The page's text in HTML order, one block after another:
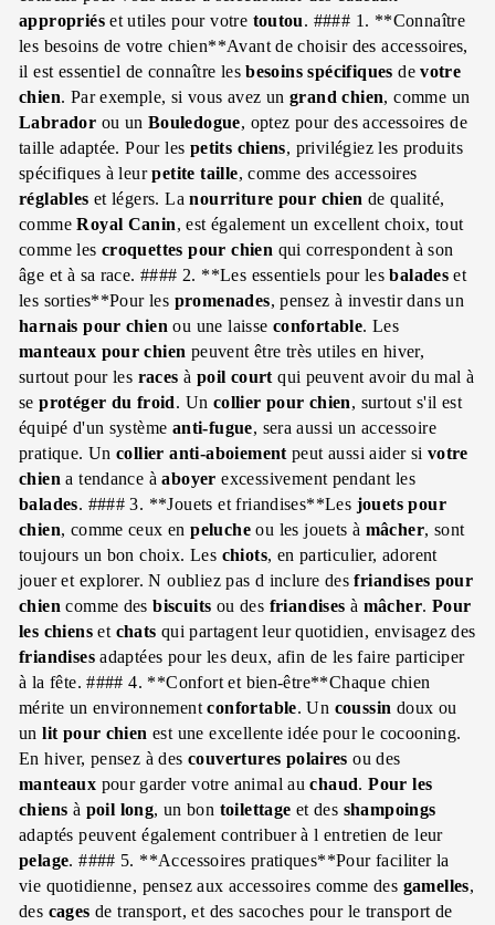
appropriéset utiles pour votre toutou. #### 1. **Connaître
les besoins de votre chien**Avant de choisir des accessoires,
il est essentiel de connaître lesbesoins spécifiques devotre
chien. Par exemple, si vous avez ungrand chien, comme un
Labrador ou un Bouledogue, optez pour des accessoires de
taille adaptée. Pour les petits chiens, privilégiez les produits
spécifiques à leurpetite taille, comme des accessoires
réglables et légers. Lanourriture pour chien de qualité,
commeRoyal Canin, est également un excellent choix, tout
comme les croquettes pour chien qui correspondent à son
âge et à sa race. #### 2. **Les essentiels pour lesbalades et
les sorties**Pour les promenades, pensez à investir dans un
harnais pour chien ou une laisse confortable. Les
manteaux pour chien peuvent être très utiles en hiver,
surtout pour les races à poil court qui peuvent avoir du mal à
seprotéger du froid. Un collier pour chien, surtout s'il est
équipé d'un système anti-fugue, sera aussi un accessoire
pratique. Uncollier anti-aboiement peut aussi aider si votre
chien a tendance àaboyer excessivement pendant les
balades. #### 3. **Jouets et friandises**Les jouets pour
chien, comme ceux enpelucheou les jouets à mâcher, sont
toujours un bon choix. Les chiots, en particulier, adorent
jouer et explorer. N oubliez pas d inclure desfriandises pour
chien comme desbiscuits ou des friandises à mâcher. Pour
les chienset chats qui partagent leur quotidien, envisagez des
friandisesadaptées pour les deux, afin de les faire participer
à la fête. #### 4. **Confort et bien-être**Chaque chien
mérite un environnementconfortable. Un coussin doux ou
unlit pour chien est une excellente idée pour le cocooning.
En hiver, pensez à des couvertures polaires ou des
manteaux pour garder votre animal auchaud.Pour les
chiens à poil long, un bon toilettage et des shampoings
adaptés peuvent également contribuer à l entretien de leur
pelage. #### 5. **Accessoires pratiques**Pour faciliter la
vie quotidienne, pensez aux accessoires comme des gamelles,
des cages de transport, et des sacoches pour le transport de